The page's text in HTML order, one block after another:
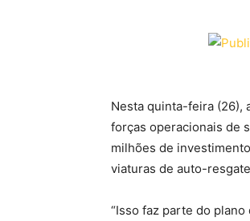
Nesta quinta-feira (26),
forças operacionais de
milhões de
viaturas de auto-
“Isso faz parte do